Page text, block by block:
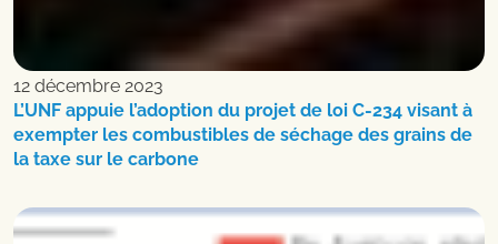
12 décembre 2023
L’UNF appuie l’adoption du projet de loi C-234 visant à
exempter les combustibles de séchage des grains de
la taxe sur le carbone